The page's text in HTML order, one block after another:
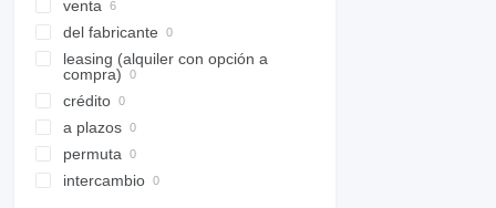
venta
del fabricante
leasing (alquiler con opción a
compra)
crédito
a plazos
permuta
intercambio